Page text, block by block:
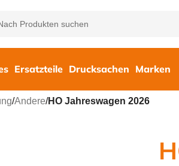
Ersatzteile Drucksachen Marken
/Andere/HO Jahreswagen 2026